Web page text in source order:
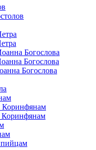
Богослова
Богослова
Богослова
Коринфянам
Коринфянам